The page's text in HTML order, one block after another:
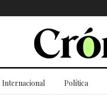
Internacional Política